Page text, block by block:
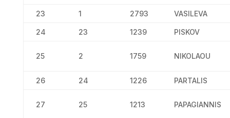
23 1 2793 VASILEVA
24 23 1239 PISKOV
25 2 1759 NIKOLAOU
26 24 1226 PARTALIS
27 25 1213 PAPAGIANNIS